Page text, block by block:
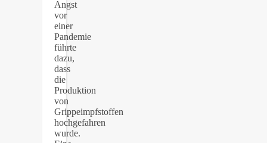
Angst
vor
einer
Pandemie
führte
dazu,
dass
die
Produktion
von
Grippeimpfstoffen
hochgefahren
wurde.